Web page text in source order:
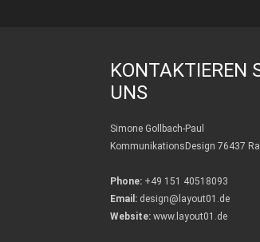
KONTAKTIEREN
UNS
Simone Gollbach-Paul
KommunikationsDesign 76437
Phone: +49 151 40518093
Email: design@layout01.de
Website: www.layout01.de